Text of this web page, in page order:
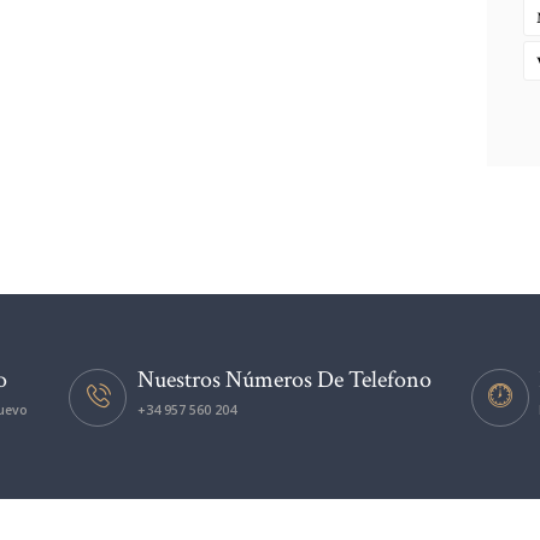
Nuestros Números De Telefono
+34 957 560 204